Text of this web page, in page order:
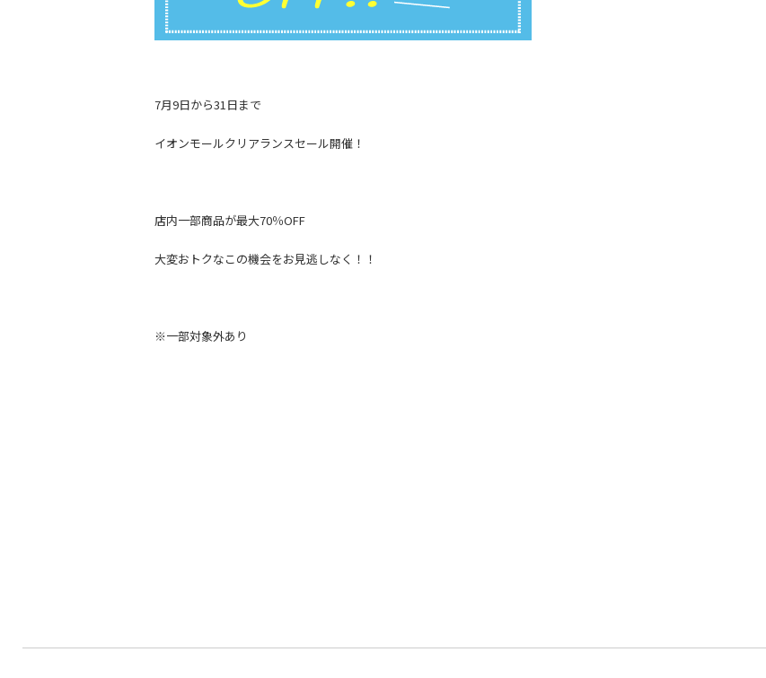
7月9日から31日まで
イオンモールクリアランスセール開催！
店内一部商品が最大70％OFF
大変おトクなこの機会をお見逃しなく！！
※一部対象外あり